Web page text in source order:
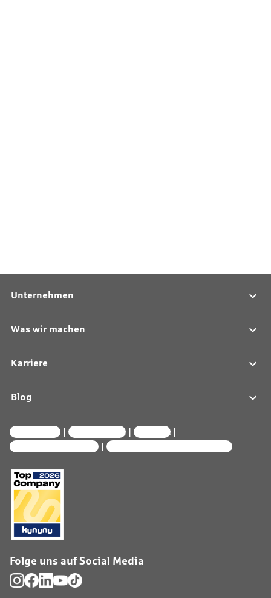
Unternehmen
Was wir machen
Karriere
Blog
Impressum Datenschutz
Kontakt
Interne Meldestelle
Privatsphäre-Einstellungen
Folge uns auf Social Media